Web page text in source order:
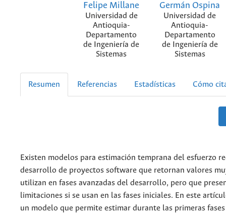
Felipe Millane
Universidad de
Antioquia-
Departamento
de Ingeniería de
Sistemas
Germán Ospina
Universidad de
Antioquia-
Departamento
de Ingeniería de
Sistemas
Resumen Referencias Estadísticas Cómo
Existen modelos para estimación temprana del esfuerzo
desarrollo de proyectos software que retornan valores
utilizan en fases avanzadas del desarrollo, pero que
limitaciones si se usan en las fases iniciales. En este
un modelo que permite estimar durante las primeras